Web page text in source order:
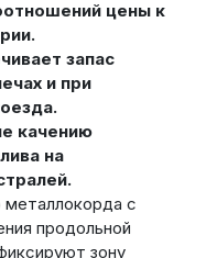
цены к
запас
и при
качению
на
металлокорда с
продольной
зону